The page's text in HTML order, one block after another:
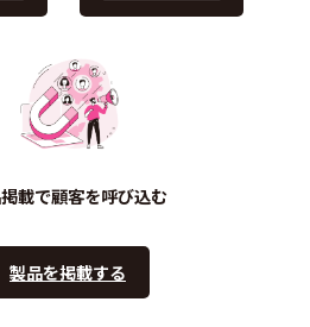
載で顧客を呼び込む
製品を掲載する